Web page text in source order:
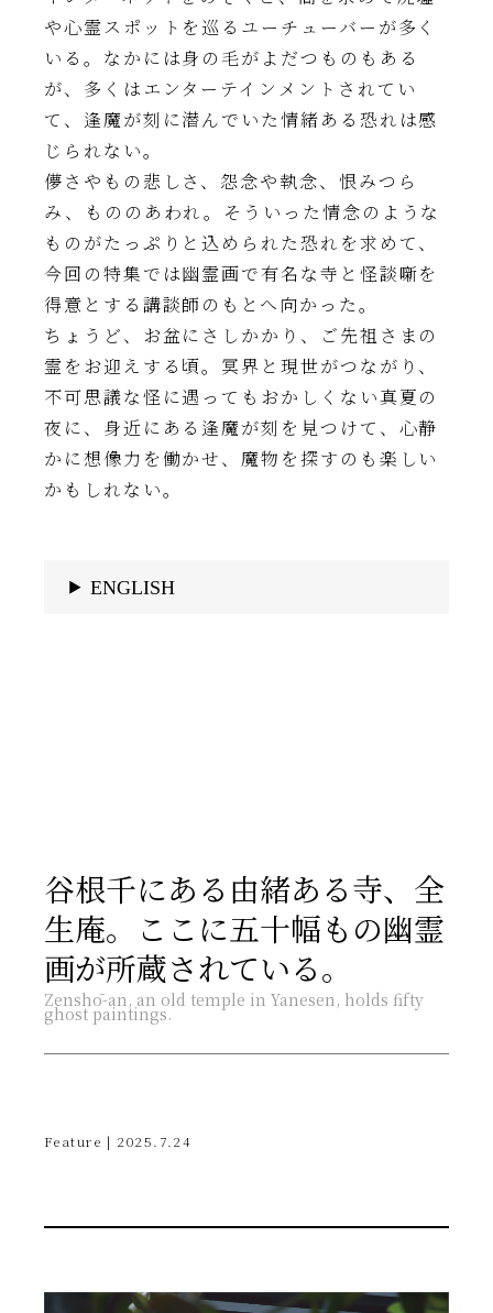
や心霊スポットを巡るユーチューバーが多く
いる。なかには身の毛がよだつものもある
が、多くはエンターテインメントされてい
て、逢魔が刻に潜んでいた情緒ある恐れは感
じられない。
儚さやもの悲しさ、怨念や執念、恨みつら
み、もののあわれ。そういった情念のような
ものがたっぷりと込められた恐れを求めて、
今回の特集では幽霊画で有名な寺と怪談噺を
得意とする講談師のもとへ向かった。
ちょうど、お盆にさしかかり、ご先祖さまの
霊をお迎えする頃。冥界と現世がつながり、
不可思議な怪に遇ってもおかしくない真夏の
夜に、身近にある逢魔が刻を見つけて、心静
かに想像力を働かせ、魔物を探すのも楽しい
かもしれない。
ENGLISH
谷根千にある由緒ある寺、全
生庵。ここに五十幅もの幽霊
画が所蔵されている。
Zenshō-an, an old temple in Yanesen, holds fifty
ghost paintings.
Feature | 2025.7.24